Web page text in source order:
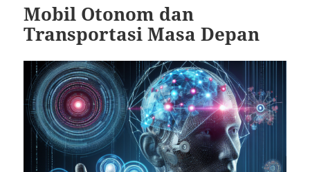
Mobil Otonom dan
Transportasi Masa Depan